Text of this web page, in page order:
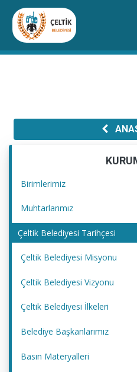
Birimlerimiz
Muhtarlarımız
Çeltik Belediyesi Tarihçesi
Çeltik Belediyesi Misyonu
Çeltik Belediyesi Vizyonu
Çeltik Belediyesi İlkeleri
Belediye Başkanlarımız
Basın Materyalleri